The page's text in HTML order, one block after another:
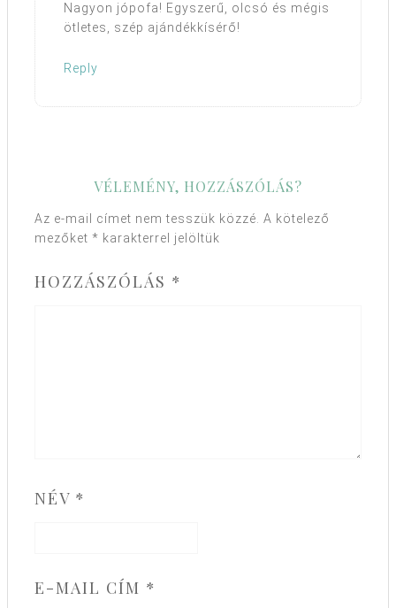
Nagyon jópofa! Egyszerű, olcsó és mégis
ötletes, szép ajándékkísérő!
Reply
VÉLEMÉNY, HOZZÁSZÓLÁS?
Az e-mail címet nem tesszük közzé. A kötelező
mezőket * karakterrel jelöltük
HOZZÁSZÓLÁS *
NÉV *
E-MAIL CÍM *